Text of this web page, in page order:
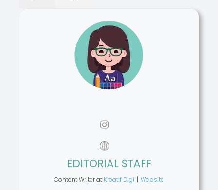
EDITORIAL STAFF
Content Writerat Kreatif Digi | Website